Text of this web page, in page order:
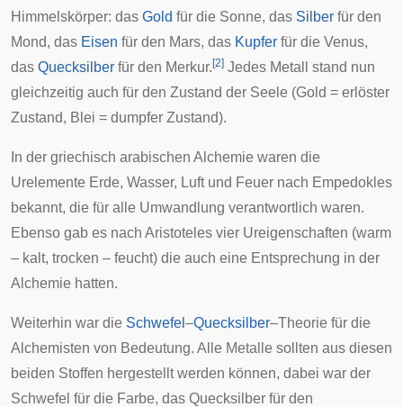
Himmelskörper: das Gold für die Sonne, das Silber für den
Mond, das Eisen für den Mars, das Kupfer für die Venus,
das Quecksilber für den Merkur. [2] Jedes Metall stand nun
gleichzeitig auch für den Zustand der Seele (Gold = erlöster
Zustand, Blei = dumpfer Zustand).
In der griechisch arabischen Alchemie waren die
Urelemente Erde, Wasser, Luft und Feuer nach Empedokles
bekannt, die für alle Umwandlung verantwortlich waren.
Ebenso gab es nach Aristoteles vier Ureigenschaften (warm
– kalt, trocken – feucht) die auch eine Entsprechung in der
Alchemie hatten.
Weiterhin war die Schwefel –Quecksilber–Theorie für die
Alchemisten von Bedeutung. Alle Metalle sollten aus diesen
beiden Stoffen hergestellt werden können, dabei war der
Schwefel für die Farbe, das Quecksilber für den